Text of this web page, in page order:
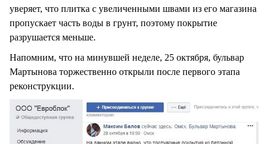
уверяет, что плитка с увеличенными швами из его магазина
пропускает часть воды в грунт, поэтому покрытие
разрушается меньше.
Напомним, что на минувшей неделе, 25 октября, бульвар
Мартынова торжественно открыли после первого этапа
реконструкции.